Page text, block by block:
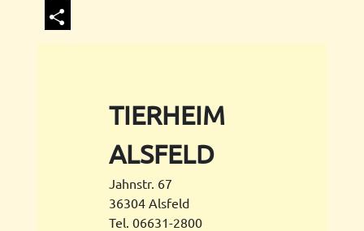
Email
TIERHEIM
ALSFELD
Jahnstr. 67
36304 Alsfeld
Tel. 06631-2800